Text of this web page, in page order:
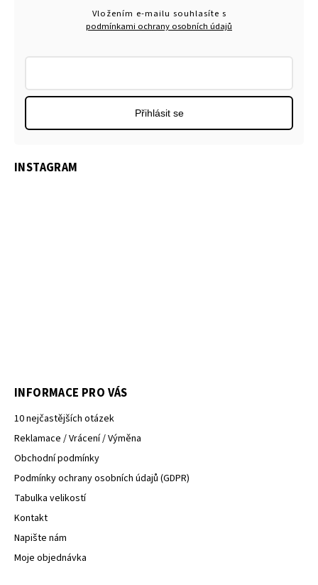
Vložením e-mailu souhlasíte s
podmínkami ochrany osobních údajů
Přihlásit se
INSTAGRAM
INFORMACE PRO VÁS
10 nejčastějších otázek
Reklamace / Vrácení / Výměna
Obchodní podmínky
Podmínky ochrany osobních údajů (GDPR)
Tabulka velikostí
Kontakt
Napište nám
Moje objednávka